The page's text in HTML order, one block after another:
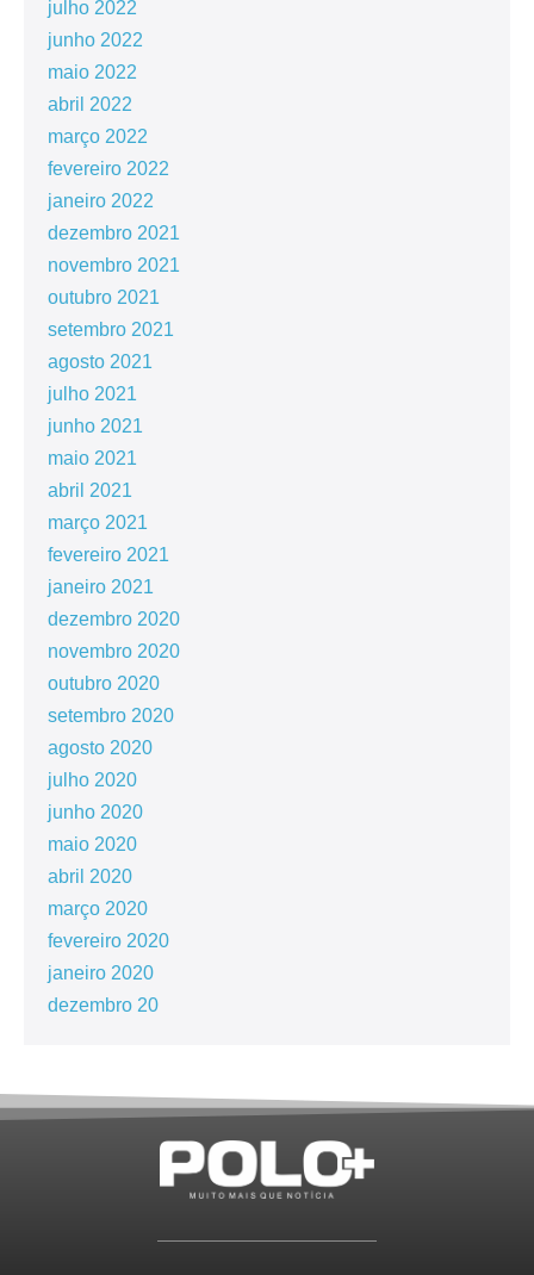
julho 2022
junho 2022
maio 2022
abril 2022
março 2022
fevereiro 2022
janeiro 2022
dezembro 2021
novembro 2021
outubro 2021
setembro 2021
agosto 2021
julho 2021
junho 2021
maio 2021
abril 2021
março 2021
fevereiro 2021
janeiro 2021
dezembro 2020
novembro 2020
outubro 2020
setembro 2020
agosto 2020
julho 2020
junho 2020
maio 2020
abril 2020
março 2020
fevereiro 2020
janeiro 2020
dezembro 20